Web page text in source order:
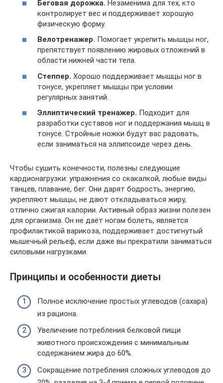
Беговая дорожка. Незаменима для тех, кто
контролирует вес и поддерживает хорошую
физическую форму.
Велотренажер. Помогает укрепить мышцы ног,
препятствует появлению жировых отложений в
области нижней части тела.
Степпер. Хорошо поддерживает мышцы ног в
тонусе, укрепляет мышцы при условии
регулярных занятий.
Эллиптический тренажер. Подходит для
разработки суставов ног и поддержания мышц в
тонусе. Стройные ножки будут вас радовать,
если заниматься на эллипсоиде через день.
Чтобы сушить конечности, полезны следующие
кардионагрузки: упражнения со скакалкой, любые виды
танцев, плавание, бег. Они дарят бодрость, энергию,
укрепляют мышцы, не дают откладываться жиру,
отлично сжигая калории. Активный образ жизни полезен
для организма. Он не даёт ногам болеть, является
профилактикой варикоза, поддерживает достигнутый
мышечный рельеф, если даже вы прекратили заниматься
силовыми нагрузками.
Принципы и особенности диеты
Полное исключение простых углеводов (сахара)
из рациона.
Увеличение потребления белковой пищи
животного происхождения с минимальным
содержанием жира до 60%.
Сокращение потребления сложных углеводов до